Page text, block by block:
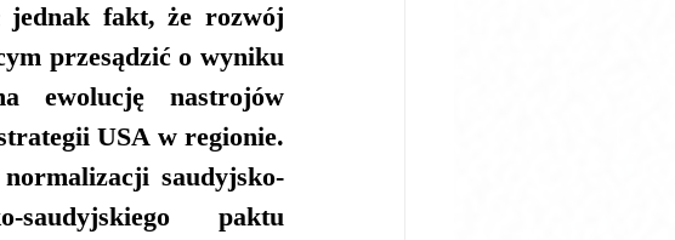
jednak fakt, że rozwój
przesądzić o wyniku
ewolucję nastrojów
USA w regionie.
saudyjsko-
saudyjskiego paktu